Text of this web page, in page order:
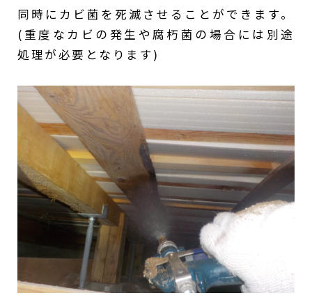
同時にカビ菌を死滅させることができます。
(重度なカビの発生や腐朽菌の場合には別途
処理が必要となります)